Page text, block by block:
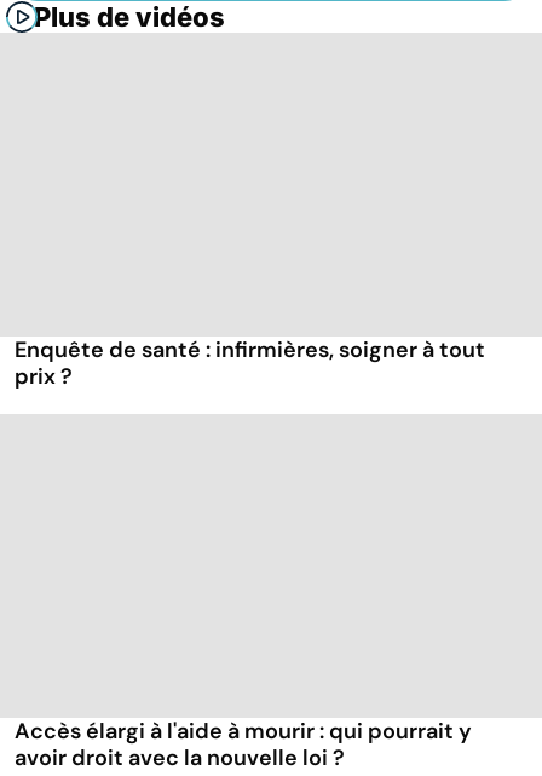
Plus de vidéos
Enquête de santé : infirmières, soigner à tout
prix ?
Accès élargi à l'aide à mourir : qui pourrait y
avoir droit avec la nouvelle loi ?